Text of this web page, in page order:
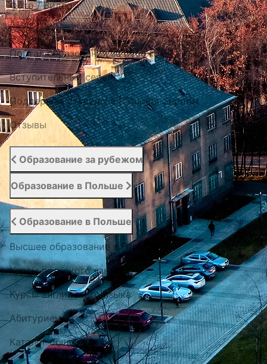
Фото / Видео
Cертификаты
Портал образования за рубежом
Вступительный сервис
Поддержка студентов | Student Support
Отзывы
Образование за рубежом
Образование в Польше
Образование в Польше
Высшее образование в Польше
Курсы польского языка
Курсы английского языка
Абитуриенту
Каталог общежитий